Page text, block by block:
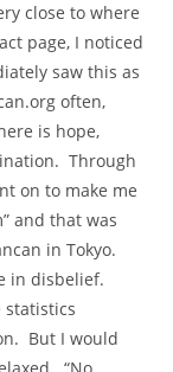
close to where
page, I noticed
saw this as
often,
is hope,
Through
on to make me
and that was
in Tokyo.
in disbelief.
statistics
But I would